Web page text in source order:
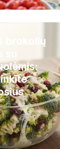
brokolių